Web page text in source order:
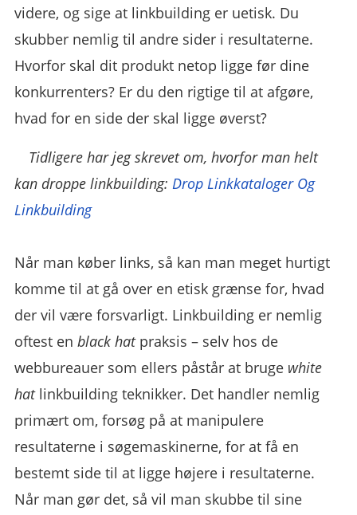
videre, og sige at linkbuilding er uetisk. Du
skubber nemlig til andre sider i resultaterne.
Hvorfor skal dit produkt netop ligge før dine
konkurrenters? Er du den rigtige til at afgøre,
hvad for en side der skal ligge øverst?
Tidligere har jeg skrevet om, hvorfor man helt
kan droppe linkbuilding: Drop Linkkataloger Og
Linkbuilding
Når man køber links, så kan man meget hurtigt
komme til at gå over en etisk grænse for, hvad
der vil være forsvarligt. Linkbuilding er nemlig
oftest enblack hatpraksis – selv hos de
webbureauer som ellers påstår at bruge white
hatlinkbuilding teknikker. Det handler nemlig
primært om, forsøg på at manipulere
resultaterne i søgemaskinerne, for at få en
bestemt side til at ligge højere i resultaterne.
Når man gør det, så vil man skubbe til sine